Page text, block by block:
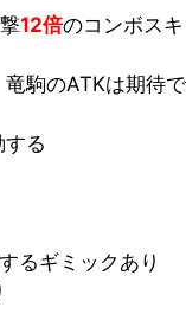
12倍のコンボスキ
駒のATKは期待で
る
るギミックあり